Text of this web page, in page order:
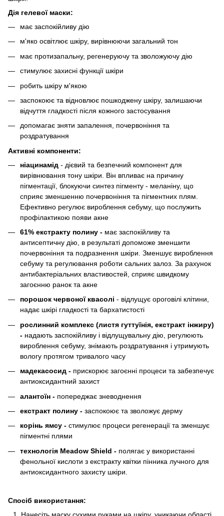
Дія гелевої маски:
має заспокійливу дію
м'яко освітлює шкіру, вирівнюючи загальний тон
має протизапальну, регенеруючу та зволожуючу дію
стимулює захисні функції шкіри
робить шкіру м'якою
заспокоює та відновлює пошкоджену шкіру, залишаючи
відчуття гладкості після кожного застосування
допомагає зняти запалення, почервоніння та
роздратування
Активні компоненти:
ніацинамід - дієвий та безпечний компонент для
вирівнювання тону шкіри. Він впливає на причину
пігментації, блокуючи синтез пігменту - меланіну, що
сприяє зменшенню почервоніння та пігментних плям.
Ефективно регулює вироблення себуму, що послужить
профілактикою появи акне
61% екстракту полину - має заспокійливу та
антисептичну дію, в результаті допоможе зменшити
почервоніння та подразнення шкіри. Зменшує вироблення
себуму та регулювання роботи сальних залоз. За рахунок
антибактеріальних властивостей, сприяє швидкому
загоєнню ранок та акне
порошок червоної квасолі - відлущує ороговілі клітини,
надає шкірі гладкості та бархатистості
рослинний комплекс (листя гуттуїнія, екстракт інжиру)
- надають заспокійливу і відлущувальну дію, регулюють
вироблення себуму, знімають роздратування і утримують
вологу протягом тривалого часу
мадекасосид - прискорює загоєнні процеси та забезпечує
антиоксидантний захист
алантоїн - попереджає зневоднення
екстракт полину - заспокоює та зволожує дерму
корінь ямсу - стимулює процеси регенерації та зменшує
пігментні плями
технологія Meadow Shield - полягає у використанні
фенольної кислоти з екстракту квітки пінника лучного для
антиоксидантного захисту шкіри.
Спосіб використання: